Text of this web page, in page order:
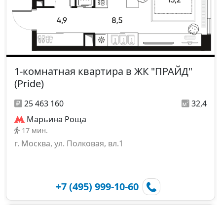
1-комнатная квартира в ЖК "ПРАЙД"
(Pride)
25 463 160
32,4
Марьина Роща
17 мин.
г. Москва, ул. Полковая, вл.1
+7 (495) 999-10-60